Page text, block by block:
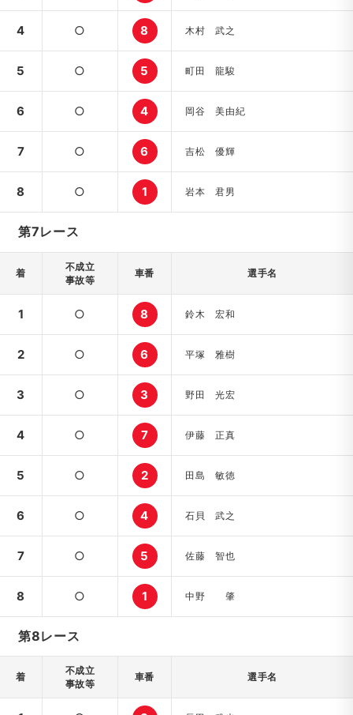
4 ○ 8 木村 武之
5 ○ 5 町田 龍駿
6 ○ 4 岡谷 美由紀
7 ○ 6 吉松 優輝
8 ○ 1 岩本 君男
第7レース
着
不成立
事故等
車番 選手名
1 ○ 8 鈴木 宏和
2 ○ 6 平塚 雅樹
3 ○ 3 野田 光宏
4 ○ 7 伊藤 正真
5 ○ 2 田島 敏徳
6 ○ 4 石貝 武之
7 ○ 5 佐藤 智也
8 ○ 1 中野 肇
第8レース
着
不成立
事故等
車番 選手名